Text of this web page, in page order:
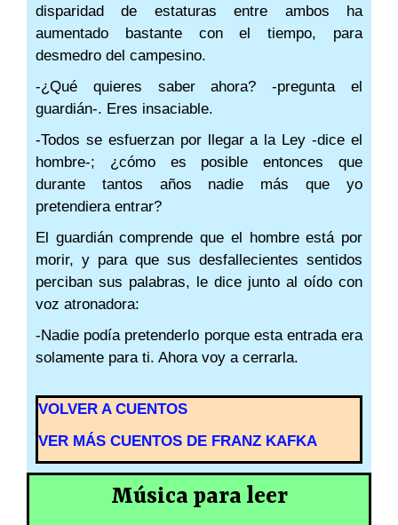
disparidad de estaturas entre ambos ha
aumentado bastante con el tiempo, para
desmedro del campesino.
-¿Qué quieres saber ahora? -pregunta el
guardián-. Eres insaciable.
-Todos se esfuerzan por llegar a la Ley -dice el
hombre-; ¿cómo es posible entonces que
durante tantos años nadie más que yo
pretendiera entrar?
El guardián comprende que el hombre está por
morir, y para que sus desfallecientes sentidos
perciban sus palabras, le dice junto al oído con
voz atronadora:
-Nadie podía pretenderlo porque esta entrada era
solamente para ti. Ahora voy a cerrarla.
VOLVER A CUENTOS
VER MÁS CUENTOS DE FRANZ KAFKA
Música para leer